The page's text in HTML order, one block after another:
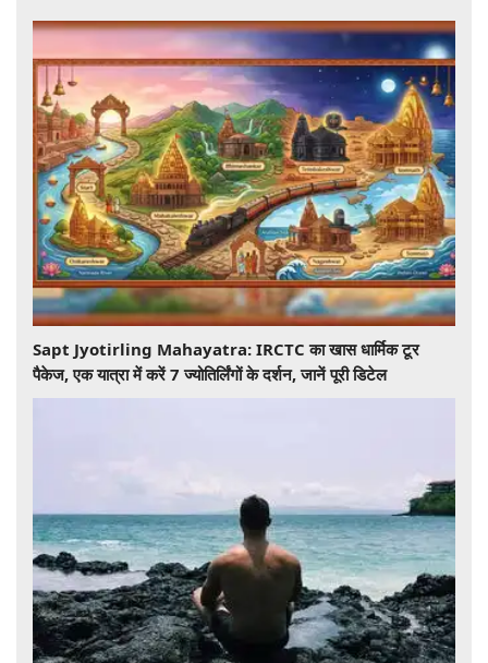
Sapt Jyotirling Mahayatra: IRCTC का खास धार्मिक टूर
पैकेज, एक यात्रा में करें 7 ज्योतिर्लिंगों के दर्शन, जानें पूरी डिटेल